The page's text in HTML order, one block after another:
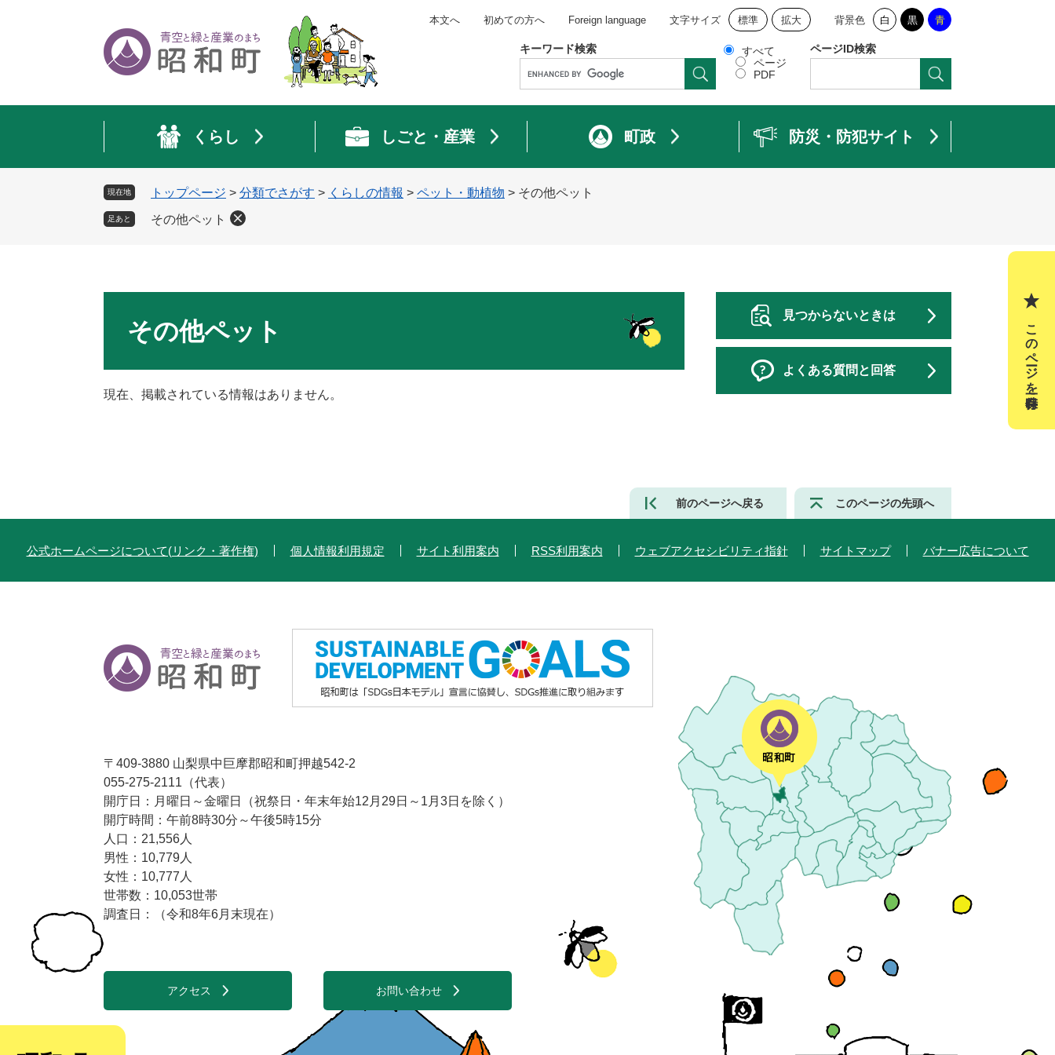
頭
飛
本文へ 初めての方へ Foreign language 文字サイズ 標準 拡大 背景色 白 黒 青
キーワード検索
すべて
ページ
PDF
ページID検索
くらし しごと・産業 町政 防災・防犯サイト
現在地 トップページ > 分類でさがす > くらしの情報 > ペット・動植物 > その他ペット
足あと その他ペット
その他ペット
現在、掲載されている情報はありません。
見つからないときは
よくある質問と回答
前のページへ戻る このページの先頭へ
公式ホームページについて(リンク・著作権) 個人情報利用規定 サイト利用案内 RSS利用案内 ウェブアクセシビリティ指針 サイトマップ バナー広告について
〒409-3880 山梨県中巨摩郡昭和町押越542-2
055-275-2111（代表）
開庁日：月曜日～金曜日（祝祭日・年末年始12月29日～1月3日を除く）
開庁時間：午前8時30分～午後5時15分
人口：21,556人
男性：10,779人
女性：10,777人
世帯数：10,053世帯
調査日：（令和8年6月末現在）
アクセス お問い合わせ
このページを一時保存